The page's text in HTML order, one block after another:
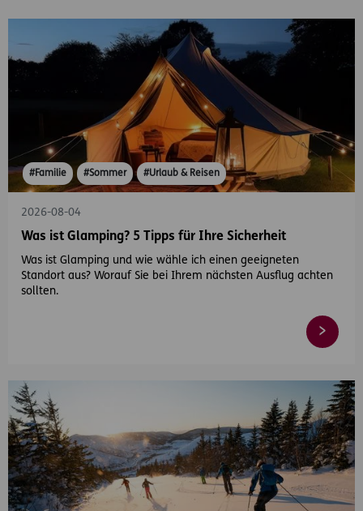
#Familie #Sommer #Urlaub & Reisen
2026-08-04
Was ist Glamping? 5 Tipps für Ihre Sicherheit
Was ist Glamping und wie wähle ich einen geeigneten
Standort aus? Worauf Sie bei Ihrem nächsten Ausflug achten
sollten.